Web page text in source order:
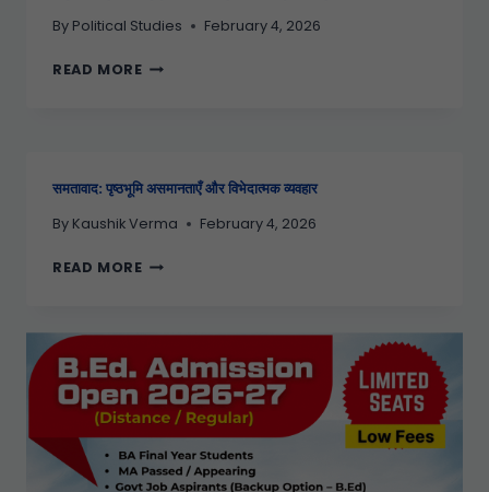
By Political Studies February 4, 2026
READ MORE
समतावाद: पृष्ठभूमि असमानताएँ और विभेदात्मक व्यवहार
By Kaushik Verma February 4, 2026
READ MORE